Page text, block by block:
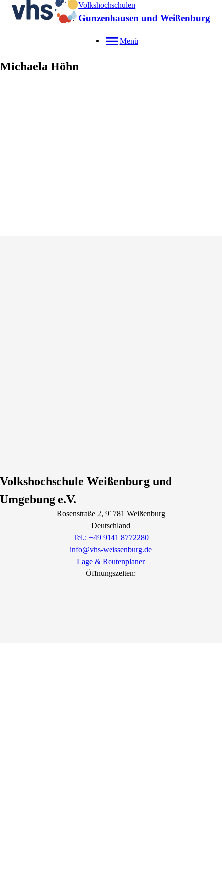
Volkshochschulen
Gunzenhausen und Weißenburg
Menü
Michaela Höhn
Volkshochschule Weißenburg und
Umgebung e.V.
Rosenstraße2, 91781 Weißenburg
Deutschland
Tel.: +49 9141 8772280
info@vhs-weissenburg.de
Lage & Routenplaner
Öffnungszeiten: